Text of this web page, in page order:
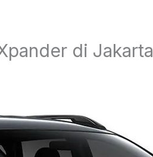
di Jakarta